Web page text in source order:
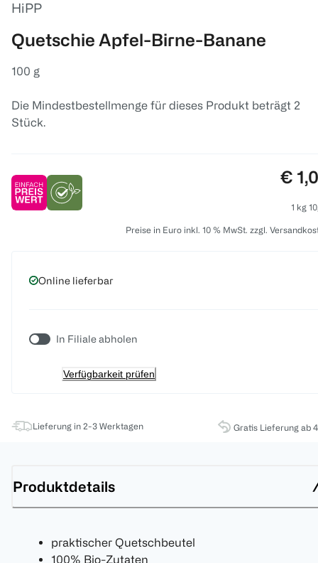
HiPP
Quetschie Apfel-Birne-Banane
100 g
Die Mindestbestellmenge für dieses Produkt beträgt 2
Stück.
€
1 kg
Preise in Euro inkl. 10 % MwSt. zzgl.
Online lieferbar
In Filiale abholen
Verfügbarkeit prüfen
Lieferung in 2-3 Werktagen Gratis Lieferung ab
Produktdetails
praktischer Quetschbeutel
100% Bio-Zutaten